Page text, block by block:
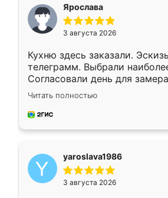
Ярослава
3 августа 2026
Кухню здесь заказали.
телеграмм. Выбрали
Согласовали день для
недели кухня была уже
довольны работой. Спасибо
мебель за качественную
Читать полностью
yaroslava1986
3 августа 2026